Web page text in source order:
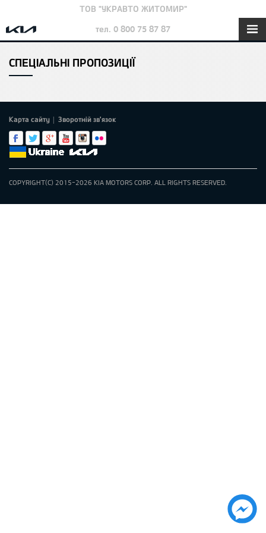
ТОВ "УКРАВТО ЖИТОМИР"
тел. 0 800 75 87 87
СПЕЦІАЛЬНІ ПРОПОЗИЦІЇ
Карта сайту Зворотній зв'язок
COPYRIGHT(C) 2015-2026 KIA MOTORS CORP. ALL RIGHTS RESERVED.